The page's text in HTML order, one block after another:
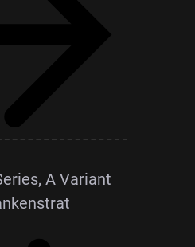
A Variant